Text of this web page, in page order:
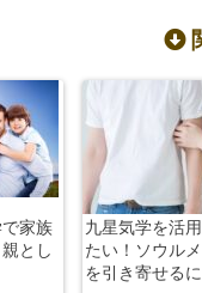
で家族
とし
九星気学を活
たい！ソウル
を引き寄せる